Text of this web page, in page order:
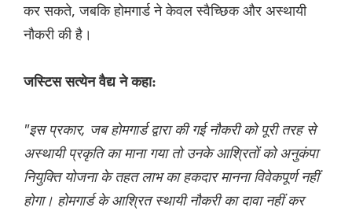
कर सकते, जबकि होमगार्ड ने केवल स्वैच्छिक और अस्थायी
नौकरी की है।
जस्टिस सत्येन वैद्य ने कहा:
"इस प्रकार, जब होमगार्ड द्वारा की गई नौकरी को पूरी तरह से
अस्थायी प्रकृति का माना गया तो उनके आश्रितों को अनुकंपा
नियुक्ति योजना के तहत लाभ का हकदार मानना विवेकपूर्ण नहीं
होगा। होमगार्ड के आश्रित स्थायी नौकरी का दावा नहीं कर